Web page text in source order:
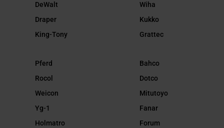
DeWalt
Draper
King-Tony
Wiha
Kukko
Grattec
Pferd
Rocol
Weicon
Yg-1
Holmatro
Bahco
Dotco
Mitutoyo
Fanar
Forum